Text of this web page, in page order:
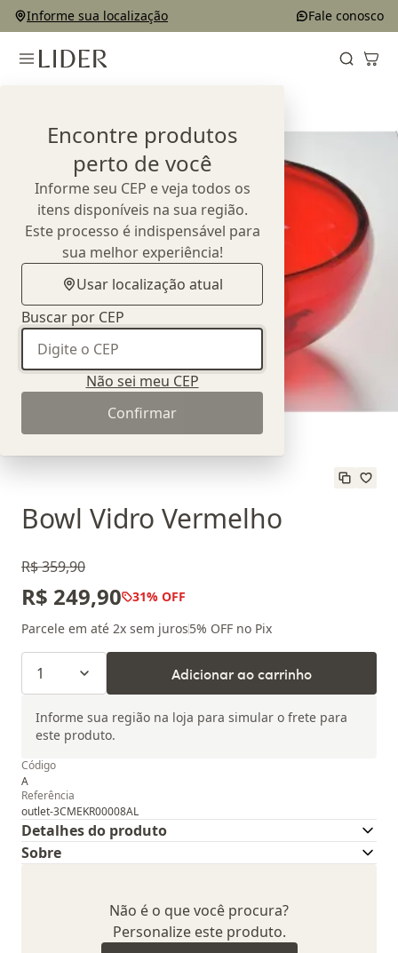
Informe sua localização Fale conosco
Encontre produtos
perto de você
Informe seu CEP e veja todos os
itens disponíveis na sua região.
Este processo é indispensável para
sua melhor experiência!
Usar localização atual
Buscar por CEP
Não sei meu CEP
Confirmar
Bowl Vidro Vermelho
R$ 359,90
R$ 249,90 31% OFF
Parcele em até 2x sem juros5% OFF no Pix
1 Adicionar ao carrinho
Informe sua região na loja para simular o frete para
este produto.
Código
A
Referência
outlet-3CMEKR00008AL
Detalhes do produto
Sobre
Não é o que você procura?
Personalize este produto.